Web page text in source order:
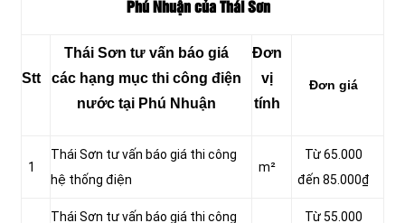
Phú Nhuận của Thái Sơn
Stt
Thái Sơn tư vấn báo giá
các hạng mục thi công điện
nước tại Phú Nhuận
Đơn
vị
tính
Đơn giá
1
Thái Sơn tư vấn báo giá thi công
hệ thống điện
m²
Từ 65.000
đến 85.000₫
Thái Sơn tư vấn báo giá thi công
Từ 55.000